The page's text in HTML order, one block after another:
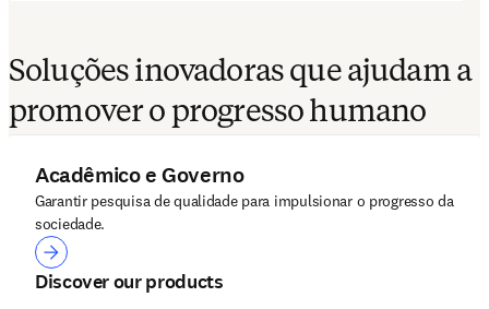
Soluções inovadoras que ajudam a
promover o progresso humano
Acadêmico e Governo
Garantir pesquisa de qualidade para impulsionar o progresso da
sociedade.
Acadêmico e Governo
Discover our products